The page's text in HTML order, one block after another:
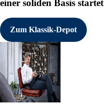
einer soliden Basis startet
Zum Klassik-Depot